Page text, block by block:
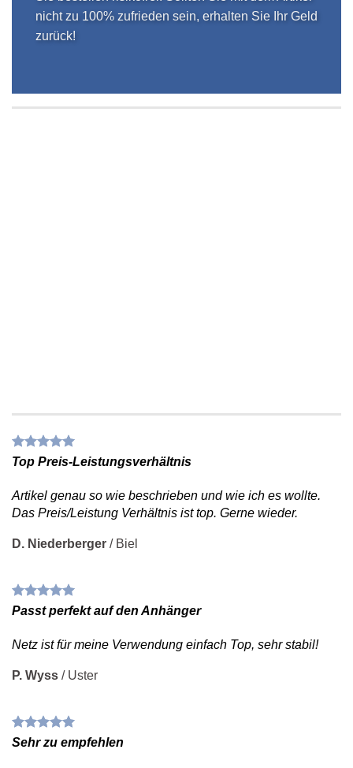
nicht zu 100% zufrieden sein, erhalten Sie Ihr Geld
zurück!
Top Preis-Leistungsverhältnis
Artikel genau so wie beschrieben und wie ich es wollte.
Das Preis/Leistung Verhältnis ist top. Gerne wieder.
D. Niederberger / Biel
Passt perfekt auf den Anhänger
Netz ist für meine Verwendung einfach Top, sehr stabil!
P. Wyss / Uster
Sehr zu empfehlen